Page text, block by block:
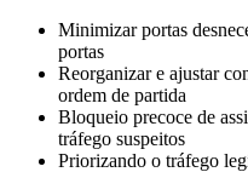
Minimizar portas
portas
Reorganizar e ajustar
ordem de partida
Bloqueio precoce de
tráfego suspeitos
Priorizando o tráfego